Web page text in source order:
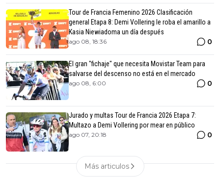
Tour de Francia Femenino 2026 Clasificación
general Etapa 8: Demi Vollering le roba el amarillo a
Kasia Niewiadoma un día después
ago 08, 18:36 0
El gran "fichaje" que necesita Movistar Team para
salvarse del descenso no está en el mercado
ago 08, 6:00 0
Jurado y multas Tour de Francia 2026 Etapa 7:
Multazo a Demi Vollering por mear en público
ago 07, 20:18 0
Más articulos